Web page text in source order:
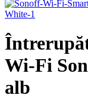
Wi-Fi
alb